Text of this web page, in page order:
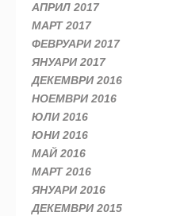
АПРИЛ 2017
МАРТ 2017
ФЕВРУАРИ 2017
ЯНУАРИ 2017
ДЕКЕМВРИ 2016
НОЕМВРИ 2016
ЮЛИ 2016
ЮНИ 2016
МАЙ 2016
МАРТ 2016
ЯНУАРИ 2016
ДЕКЕМВРИ 2015